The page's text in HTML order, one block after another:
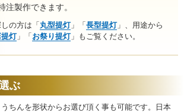
注製作できます。
の方は「 丸型提灯」「 長型提灯」、用途から
灯」「 お祭り提灯」もご覧ください。
ぶ
ちんを形状からお選び頂く事も可能です。日本